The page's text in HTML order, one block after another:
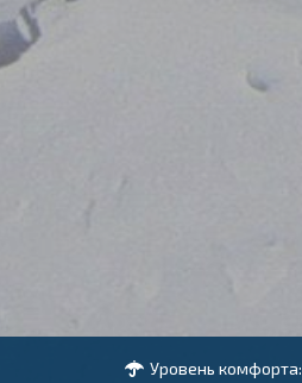
Уровень комфорта: